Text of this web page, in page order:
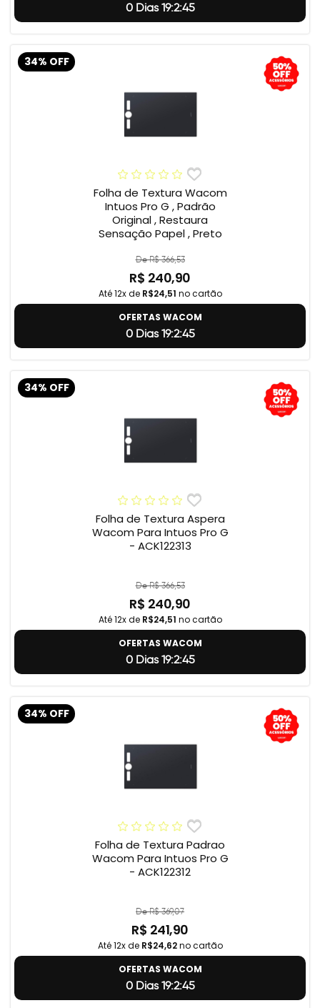
0 Dias 19:2:44
34% OFF
Folha de Textura Wacom
Intuos Pro G , Padrão
Original , Restaura
Sensação Papel , Preto
De R$ 366,53
R$ 240,90
Até 12x de R$24,51 no cartão
OFERTAS WACOM
0 Dias 19:2:44
34% OFF
Folha de Textura Aspera
Wacom Para Intuos Pro G
- ACK122313
De R$ 366,53
R$ 240,90
Até 12x de R$24,51 no cartão
OFERTAS WACOM
0 Dias 19:2:44
34% OFF
Folha de Textura Padrao
Wacom Para Intuos Pro G
- ACK122312
De R$ 369,07
R$ 241,90
Até 12x de R$24,62no cartão
OFERTAS WACOM
0 Dias 19:2:44